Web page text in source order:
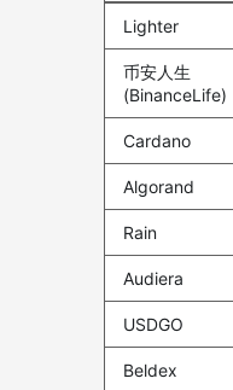
Avalanche
Shiba
Liquidity Fund
Tether
Uniswap
Lighter
币安人生
(BinanceLife)
Cardano
Algorand
Rain
Audiera
USDGO
Beldex